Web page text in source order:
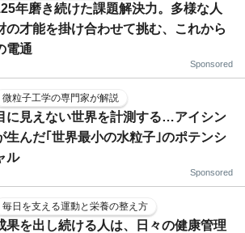
年磨き続けた課題解決力。多様な人
の才能を掛け合わせて挑む、これから
電通
Sponsored
微粒子工学の専門家が解説
に見えない世界を計測する…アイシン
生んだ｢世界最小の水粒子｣のポテンシ
ル
Sponsored
毎日を支える運動と栄養の整え方
果を出し続ける人は、日々の健康管理